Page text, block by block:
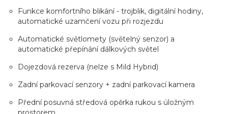
Funkce komfortního blikání - trojblik, digitální hodiny,
automatické uzamčení vozu při rozjezdu
Automatické světlomety (světelný senzor) a
automatické přepínání dálkových světel
Dojezdová rezerva (nelze s Mild Hybrid)
Zadní parkovací senzory + zadní parkovací kamera
Přední posuvná středová opěrka rukou s úložným